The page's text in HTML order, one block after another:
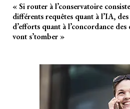
« Si router à l’conservatoire
différents requêtes quant à l’IA, des
d’efforts quant à l’concordance des
vont s’tomber »